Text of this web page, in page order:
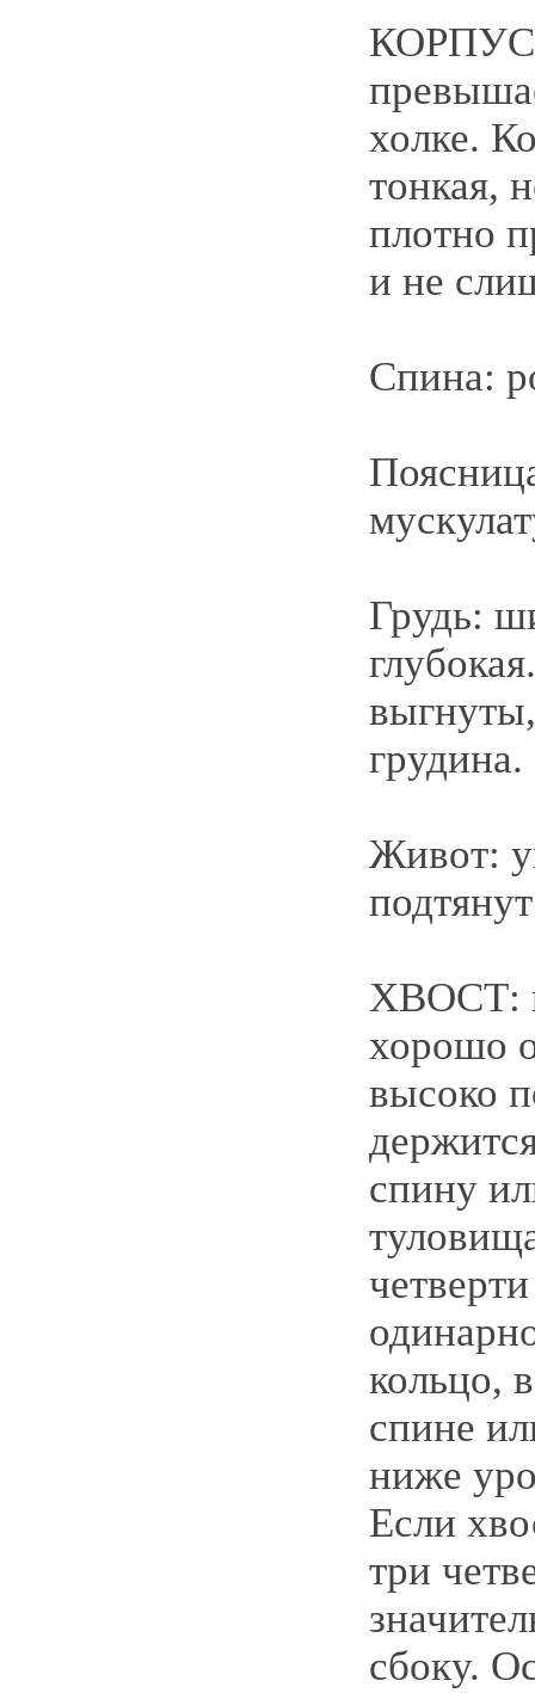
КОРПУС:
холке.
тонкая,
плотно
и не
Спина:
Грудь:
грудина.
Живот:
подтянут
ХВОСТ:
хорошо
высоко
спину
кольцо,
спине
ниже
Если
три
сбоку.